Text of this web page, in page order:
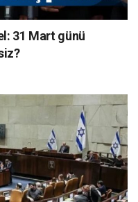
31 Mart günü